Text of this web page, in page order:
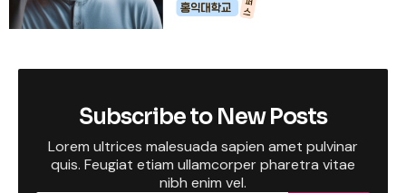
Subscribe to New Posts
Lorem ultrices malesuada sapien amet pulvinar
quis. Feugiat etiam ullamcorper pharetra vitae
nibh enim vel.